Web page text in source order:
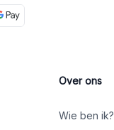
Over ons
Wie ben ik?